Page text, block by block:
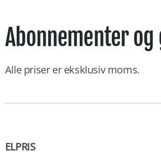
Abonnementer
Alle priser er eksklusiv moms.
ELPRIS